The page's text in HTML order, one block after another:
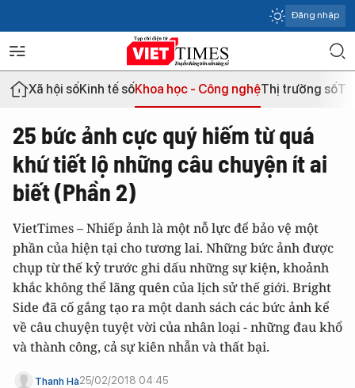
Đăng nhập
Xã hội sốKinh tế sốKhoa học - Công nghệThị trường số
25 bức ảnh cực quý hiếm từ quá
khứ tiết lộ những câu chuyện ít ai
biết (Phần 2)
VietTimes – Nhiếp ảnh là một nỗ lực để bảo vệ một
phần của hiện tại cho tương lai. Những bức ảnh được
chụp từ thế kỷ trước ghi dấu những sự kiện, khoảnh
khắc không thể lãng quên của lịch sử thế giới. Bright
Side đã cố gắng tạo ra một danh sách các bức ảnh kể
về câu chuyện tuyệt vời của nhân loại - những đau khổ
và thành công, cả sự kiên nhẫn và thất bại.
Thanh Hà25/02/2018 04:45